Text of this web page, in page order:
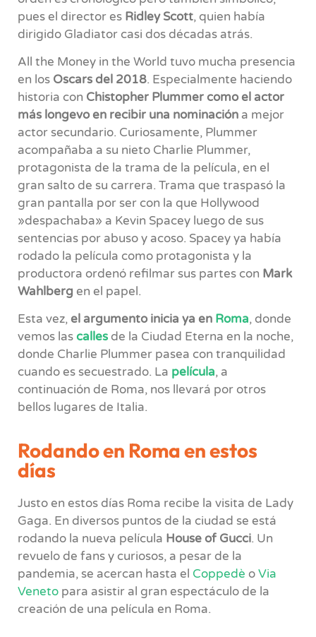
pues el director es Ridley Scott, quien había
dirigido Gladiator casi dos décadas atrás.
All the Money in the World tuvo mucha presencia
en los Oscars del 2018. Especialmente haciendo
historia con Chistopher Plummer como el actor
más longevo en recibir una nominacióna mejor
actor secundario. Curiosamente, Plummer
acompañaba a su nieto Charlie Plummer,
protagonista de la trama de la película, en el
gran salto de su carrera. Trama que traspasó la
gran pantalla por ser con la que Hollywood
»despachaba» a Kevin Spacey luego de sus
sentencias por abuso y acoso. Spacey ya había
rodado la película como protagonista y la
productora ordenó refilmar sus partes con Mark
Wahlberg en el papel.
Esta vez, el argumento inicia ya en Roma, donde
vemos lascalles de la Ciudad Eterna en la noche,
donde Charlie Plummer pasea con tranquilidad
cuando es secuestrado. La película, a
continuación de Roma, nos llevará por otros
bellos lugares de Italia.
Rodando en Roma en estos
días
Justo en estos días Roma recibe la visita de Lady
Gaga. En diversos puntos de la ciudad se está
rodando la nueva película House of Gucci. Un
revuelo de fans y curiosos, a pesar de la
pandemia, se acercan hasta el Coppedè oVia
Veneto para asistir al gran espectáculo de la
creación de una película en Roma.